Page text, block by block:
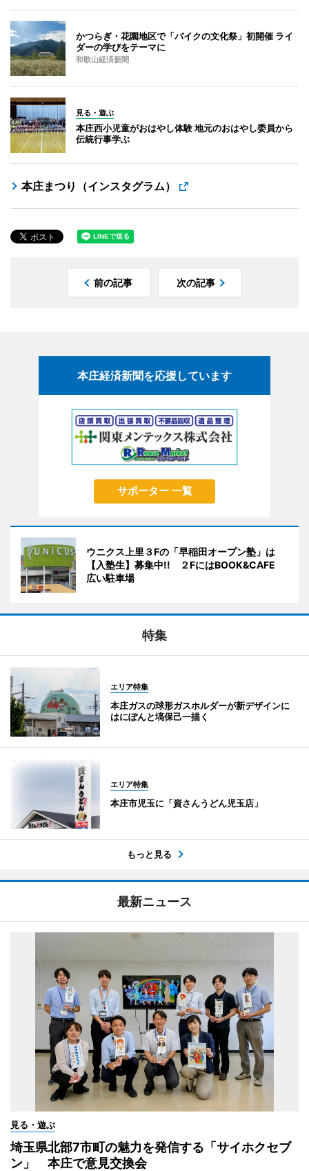
かつらぎ・花園地区で「バイクの文化祭」初開催 ライ
ダーの学びをテーマに
和歌山経済新聞
見る・遊ぶ
本庄西小児童がおはやし体験 地元のおはやし委員から
伝統行事学ぶ
本庄まつり（インスタグラム）
前の記事 次の記事
本庄経済新聞を応援しています
サポーター 一覧
ウニクス上里３Fの「早稲田オープン塾」は
【入塾生】募集中!! ２FにはBOOK&CAFE
広い駐車場
特集
エリア特集
本庄ガスの球形ガスホルダーが新デザインに
はにぽんと塙保己一描く
エリア特集
本庄市児玉に「資さんうどん児玉店」
もっと見る
最新ニュース
見る・遊ぶ
埼玉県北部7市町の魅力を発信する「サイホクセブ
ン」 本庄で意見交換会